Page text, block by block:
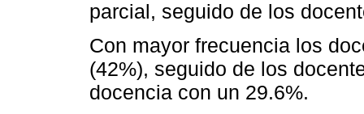
parcial, seguido de los
Con mayor frecuencia los
(42%), seguido de los
docencia con un 29.6%.